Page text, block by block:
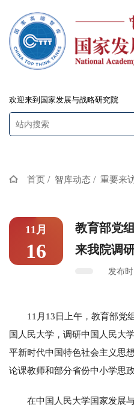
欢迎来到国家发展与战略研究院
首页 / 智库动态 / 重要来
11月
16
教育部党
来我院调
发布
11月13日上午，教育部党
国人民大学，调研中国人民大
平新时代中国特色社会主义思
论课教师和部分省份中小学思
在中国人民大学国家发展